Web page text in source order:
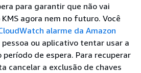
para garantir que não vai
agora nem no futuro. Você
alarme da Amazon
ou aplicativo tentar usar a
período de espera. Para recuperar
cancelar a exclusão de chaves